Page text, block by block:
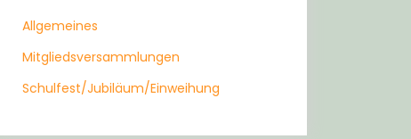
Allgemeines
Mitgliedsversammlungen
Schulfest/Jubiläum/Einweihung